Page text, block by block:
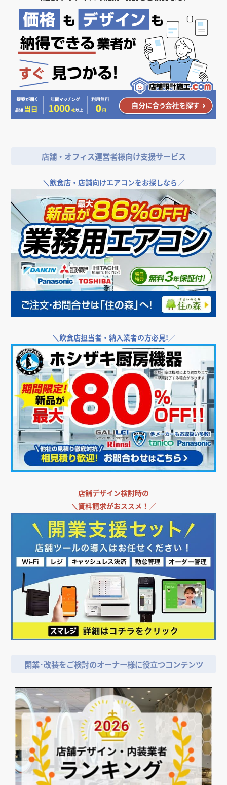
ナチュラル
人気のデザイン・キーワードから探す
店舗・オフィス運営者様向け支援サービス
＼ 飲食店・店舗向けエアコンをお探しなら／
＼飲食店担当者・納入業者の方必見!／
店舗デザイン検討時の
＼資料請求がおススメ！／